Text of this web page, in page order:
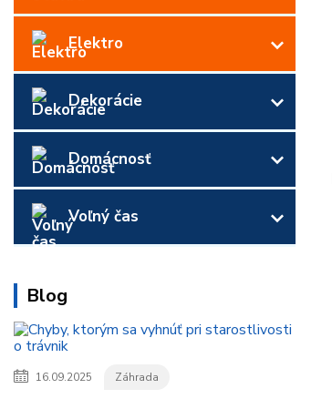
Elektro
Dekorácie
Domácnosť
Voľný čas
Blog
16.09.2025 Záhrada